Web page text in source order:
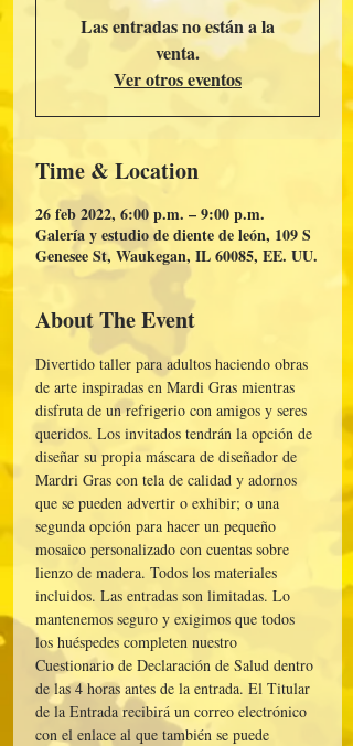
Las entradas no están a la
venta.
Ver otros eventos
Time & Location
26 feb 2022, 6:00 p.m. – 9:00 p.m.
Galería y estudio de diente de león, 109 S
Genesee St, Waukegan, IL 60085, EE. UU.
About The Event
Divertido taller para adultos haciendo obras
de arte inspiradas en Mardi Gras mientras
disfruta de un refrigerio con amigos y seres
queridos. Los invitados tendrán la opción de
diseñar su propia máscara de diseñador de
Mardri Gras con tela de calidad y adornos
que se pueden advertir o exhibir; o una
segunda opción para hacer un pequeño
mosaico personalizado con cuentas sobre
lienzo de madera. Todos los materiales
incluidos. Las entradas son limitadas. Lo
mantenemos seguro y exigimos que todos
los huéspedes completen nuestro
Cuestionario de Declaración de Salud dentro
de las 4 horas antes de la entrada. El Titular
de la Entrada recibirá un correo electrónico
con el enlace al que también se puede